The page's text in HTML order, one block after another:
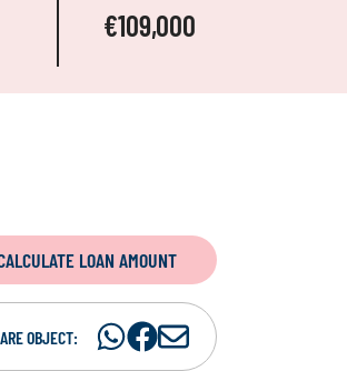
€109,000
LOAN AMOUNT
OBJECT:
ShareShare
S